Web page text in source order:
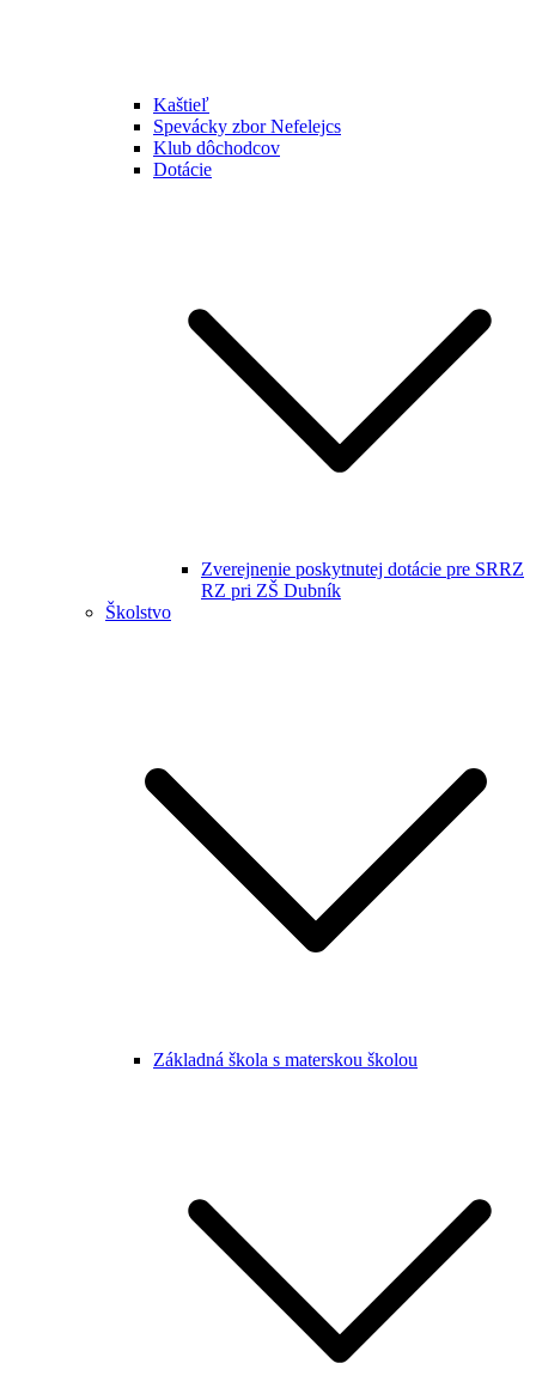
Kaštieľ
Spevácky zbor Nefelejcs
Klub dôchodcov
Dotácie
Zverejnenie poskytnutej dotácie pre SRRZ
RZ pri ZŠ Dubník
Školstvo
Základná škola s materskou školou